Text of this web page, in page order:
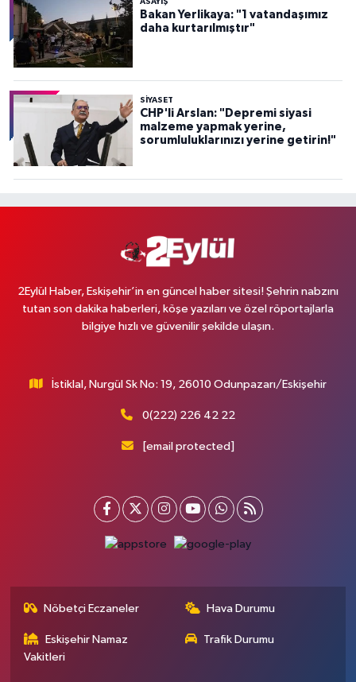
ASAYİŞ
Bakan Yerlikaya: "1 vatandaşımız
daha kurtarılmıştır"
SİYASET
CHP'li Arslan: "Depremi siyasi
malzeme yapmak yerine,
sorumluluklarınızı yerine getirin!"
2Eylül Haber, Eskişehir’in en güncel haber sitesi! Şehrin nabzını
tutan son dakika haberleri, köşe yazıları ve özel röportajlarla
bilgiye hızlı ve güvenilir şekilde ulaşın.
İstiklal, Nurgül Sk No: 19, 26010 Odunpazarı/Eskişehir
0(222) 226 42 22
[email protected]
Nöbetçi Eczaneler Hava Durumu
Eskişehir Namaz
Vakitleri
Trafik Durumu